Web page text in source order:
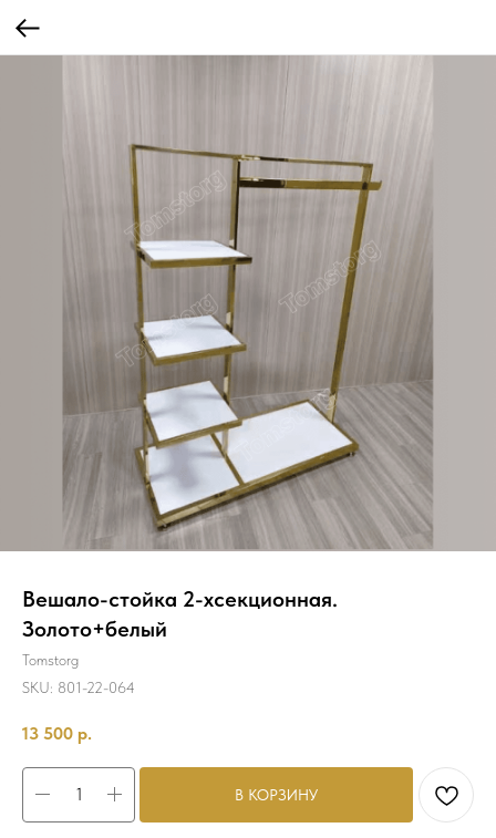
Вешало-стойка 2-хсекционная.
Золото+белый
Tomstorg
SKU: 801-22-064
13 500 р.
В КОРЗИНУ